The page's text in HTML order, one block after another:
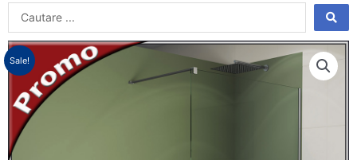
Sale!